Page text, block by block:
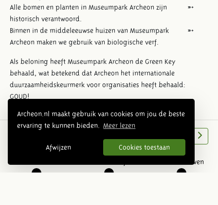
Archeon.nl maakt gebruik van cookies om jou de beste
ervaring te kunnen bieden.
Meer lezen
Afwijzen Cookies toestaan
Alle bomen en planten in Museumpark Archeon zijn
historisch verantwoord.
Binnen in de middeleeuwse huizen van Museumpark
Archeon maken we gebruik van biologische verf.
Als beloning heeft Museumpark Archeon de Green Key
behaald, wat betekend dat Archeon het internationale
duurzaamheidskeurmerk voor organisaties heeft behaald:
GOUD!
Middeleeuwen